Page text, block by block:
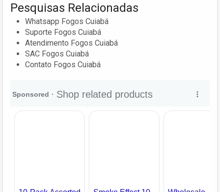
Pesquisas Relacionadas
Whatsapp Fogos Cuiabá
Suporte Fogos Cuiabá
Atendimento Fogos Cuiabá
SAC Fogos Cuiabá
Contato Fogos Cuiabá